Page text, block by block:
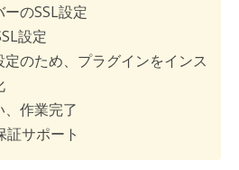
のSSL設定
設定
定のため、プラグインをインス
作業完了
証サポート